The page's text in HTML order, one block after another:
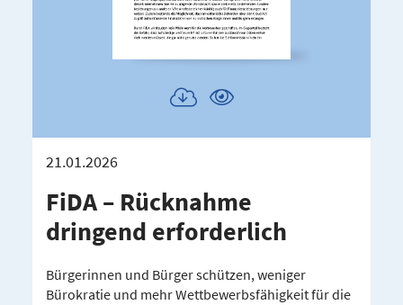
Publikation
Publikation
21.01.2026
FiDA – Rücknahme
dringend erfor­derlich
Bürgerinnen und Bürger schützen, weniger
Bürokratie und mehr Wettbewerbsfähigkeit für die